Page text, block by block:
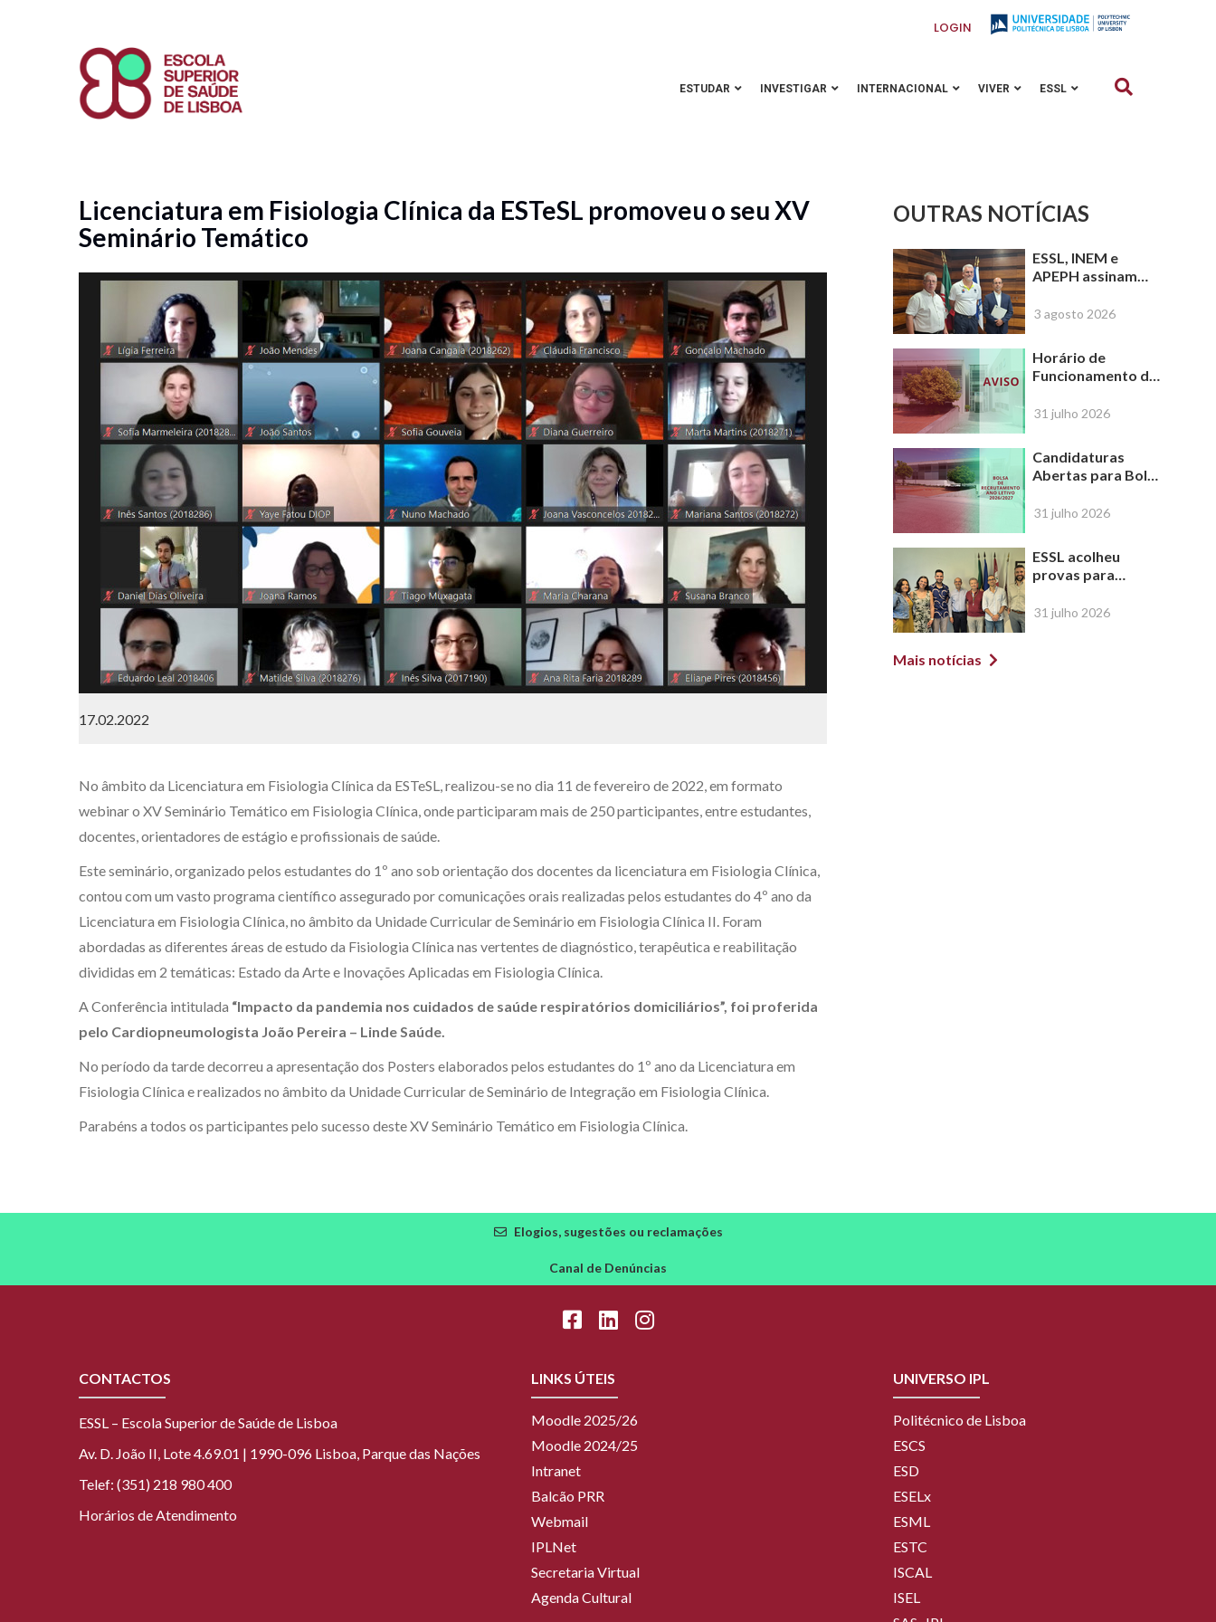
LOGIN
ESTUDAR INVESTIGAR INTERNACIONAL VIVER ESSL
Licenciatura em Fisiologia Clínica da ESTeSL promoveu o seu XV
Seminário Temático
17.02.2022
No âmbito da Licenciatura em Fisiologia Clínica da ESTeSL, realizou-se no dia 11 de fevereiro de 2022, em formato
webinar o XV Seminário Temático em Fisiologia Clínica, onde participaram mais de 250 participantes, entre estudantes,
docentes, orientadores de estágio e profissionais de saúde.
Este seminário, organizado pelos estudantes do 1º ano sob orientação dos docentes da licenciatura em Fisiologia Clínica,
contou com um vasto programa científico assegurado por comunicações orais realizadas pelos estudantes do 4º ano da
Licenciatura em Fisiologia Clínica, no âmbito da Unidade Curricular de Seminário em Fisiologia Clínica II. Foram
abordadas as diferentes áreas de estudo da Fisiologia Clínica nas vertentes de diagnóstico, terapêutica e reabilitação
divididas em 2 temáticas: Estado da Arte e Inovações Aplicadas em Fisiologia Clínica.
A Conferência intitulada “Impacto da pandemia nos cuidados de saúde respiratórios domiciliários”, foi proferida
pelo Cardiopneumologista João Pereira – Linde Saúde.
No período da tarde decorreu a apresentação dos Posters elaborados pelos estudantes do 1º ano da Licenciatura em
Fisiologia Clínica e realizados no âmbito da Unidade Curricular de Seminário de Integração em Fisiologia Clínica.
Parabéns a todos os participantes pelo sucesso deste XV Seminário Temático em Fisiologia Clínica.
OUTRAS NOTÍCIAS
ESSL, INEM e
APEPH assinam
criar o primeiro
Hospitalar em
Portugal
3 agosto 2026
Horário de
Funcionamento da
de agosto de 2026
31 julho 2026
Candidaturas
Abertas para Bolsa
Ano Letivo
31 julho 2026
ESSL acolheu
provas para
Título de
31 julho 2026
Mais notícias
Elogios, sugestões ou reclamações
Canal de Denúncias
CONTACTOS
ESSL – Escola Superior de Saúde de Lisboa
Av. D. João II, Lote 4.69.01 | 1990-096 Lisboa, Parque das Nações
Telef: (351) 218 980 400
Horários de Atendimento
LINKS ÚTEIS
Moodle 2025/26
Moodle 2024/25
Intranet
Balcão PRR
Webmail
IPLNet
Secretaria Virtual
Agenda Cultural
UNIVERSO IPL
Politécnico de Lisboa
ESCS
ESD
ESELx
ESML
ESTC
ISCAL
ISEL